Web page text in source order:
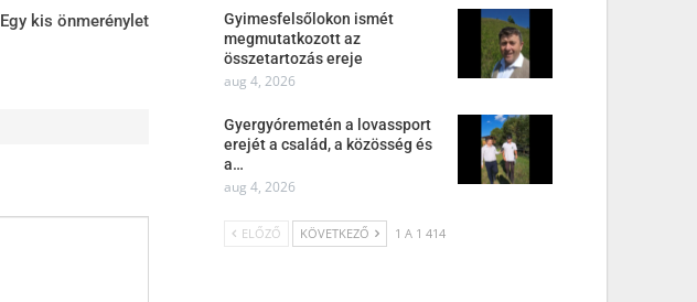
Egy kis önmerénylet
Gyimesfelsőlokon ismét
megmutatkozott az
összetartozás ereje
aug 4, 2026
Gyergyóremetén a lovassport
erejét a család, a közösség és
a…
aug 4, 2026
ELŐZŐ KÖVETKEZŐ 1 A 1 414